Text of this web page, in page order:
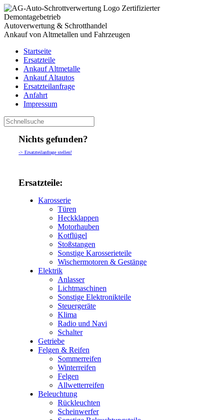
Zertifizierter
Demontagebetrieb
Autoverwertung & Schrotthandel
Ankauf von Altmetallen und Fahrzeugen
Startseite
Ersatzteile
Ankauf Altmetalle
Ankauf Altautos
Ersatzteilanfrage
Anfahrt
Impressum
Nichts gefunden?
-> Ersatzteilanfrage stellen!
Ersatzteile:
Karosserie
Türen
Heckklappen
Motorhauben
Kotflügel
Stoßstangen
Sonstige Karosserieteile
Wischermotoren & Gestänge
Elektrik
Anlasser
Lichtmaschinen
Sonstige Elektronikteile
Steuergeräte
Klima
Radio und Navi
Schalter
Getriebe
Felgen & Reifen
Sommerreifen
Winterreifen
Felgen
Allwetterreifen
Beleuchtung
Rückleuchten
Scheinwerfer